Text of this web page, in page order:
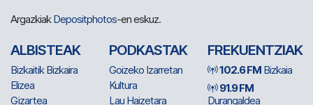
ArgazkiakDepositphotos-en eskuz.
ALBISTEAK
Bizkaitik Bizkaira
Elizea
Gizartea
PODKASTAK
Goizeko Izarretan
Kultura
Lau Haizetara
FREKUENTZIAK
102.6 FM Bizkaia
91.9 FM
Durangaldea